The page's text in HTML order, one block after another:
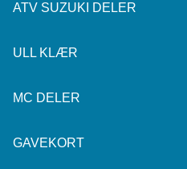
ATV SUZUKI DELER
ULL KLÆR
MC DELER
GAVEKORT